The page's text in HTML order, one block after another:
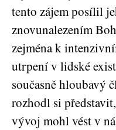
tento zájem posílil
znovunalezením
zejména k
utrpení v lidské
současně hloubavý
rozhodl si
vývoj mohl vést v